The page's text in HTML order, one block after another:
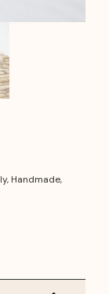
, Handmade,